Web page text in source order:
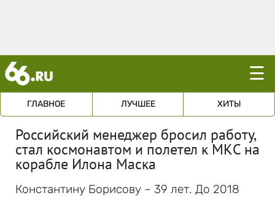
☰
ГЛАВНОЕ ЛУЧШЕЕ ХИТЫ
Российский менеджер бросил работу,
стал космонавтом и полетел к МКС на
корабле Илона Маска
Константину Борисову – 39 лет. До 2018